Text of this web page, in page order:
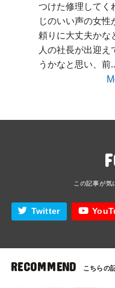
つけた修理してく
じのいい声の女
頼りに大丈夫かな
人の社長が出迎
うかなと思い、前
Twitter
RECOMMEND